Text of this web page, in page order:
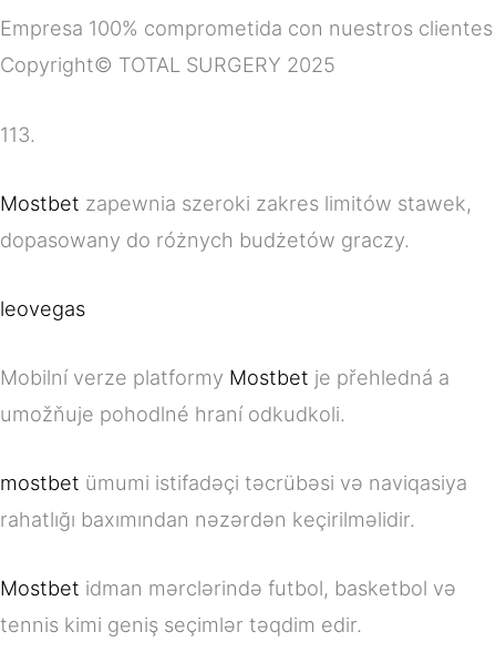
Empresa 100% comprometida con nuestros clientes
Copyright© TOTAL SURGERY 2025
113.
Mostbet zapewnia szeroki zakres limitów stawek,
dopasowany do różnych budżetów graczy.
leovegas
Mobilní verze platformy Mostbet je přehledná a
umožňuje pohodlné hraní odkudkoli.
mostbet ümumi istifadəçi təcrübəsi və naviqasiya
rahatlığı baxımından nəzərdən keçirilməlidir.
Mostbet idman mərclərində futbol, basketbol və
tennis kimi geniş seçimlər təqdim edir.